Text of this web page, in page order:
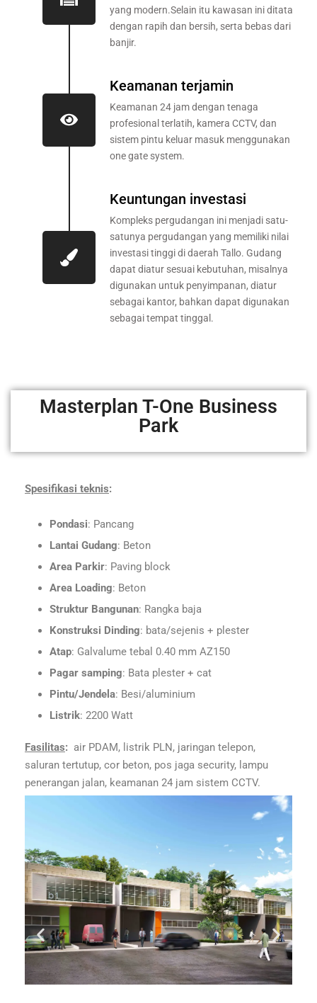
yang modern.Selain itu kawasan ini ditata
dengan rapih dan bersih, serta bebas dari
banjir.
Keamanan terjamin
Keamanan 24 jam dengan tenaga
profesional terlatih, kamera CCTV, dan
sistem pintu keluar masuk menggunakan
one gate system.
Keuntungan investasi
Kompleks pergudangan ini menjadi satu-
satunya pergudangan yang memiliki nilai
investasi tinggi di daerah Tallo. Gudang
dapat diatur sesuai kebutuhan, misalnya
digunakan untuk penyimpanan, diatur
sebagai kantor, bahkan dapat digunakan
sebagai tempat tinggal.
Masterplan T-One Business
Park
Spesifikasi teknis:
Pondasi: Pancang
Lantai Gudang: Beton
Area Parkir: Paving block
Area Loading: Beton
Struktur Bangunan: Rangka baja
Konstruksi Dinding: bata/sejenis + plester
Atap: Galvalume tebal 0.40 mm AZ150
Pagar samping: Bata plester + cat
Pintu/Jendela: Besi/aluminium
Listrik: 2200 Watt
Fasilitas: air PDAM, listrik PLN, jaringan telepon,
saluran tertutup, cor beton, pos jaga security, lampu
penerangan jalan, keamanan 24 jam sistem CCTV.